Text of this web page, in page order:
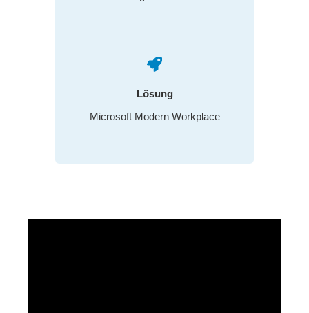
Lösung
Microsoft Modern Workplace